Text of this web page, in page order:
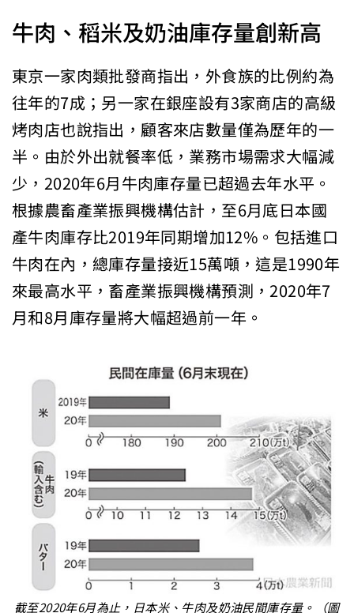
牛肉、稻米及奶油庫存量創新高
東京一家肉類批發商指出，外食族的比例約為
往年的7成；另一家在銀座設有3家商店的高級
烤肉店也說指出，顧客來店數量僅為歷年的一
半。由於外出就餐率低，業務市場需求大幅減
少，2020年6月牛肉庫存量已超過去年水平。
根據農畜產業振興機構估計，至6月底日本國
產牛肉庫存比2019年同期增加12%。包括進口
牛肉在內，總庫存量接近15萬噸，這是1990年
來最高水平，畜產業振興機構預測，2020年7
月和8月庫存量將大幅超過前一年。